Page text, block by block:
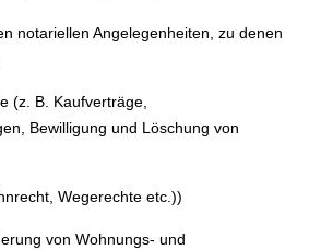
notariellen Angelegenheiten, zu denen
(z. B. Kaufverträge,
Bewilligung und Löschung von
Wegerechte etc.))
von Wohnungs- und